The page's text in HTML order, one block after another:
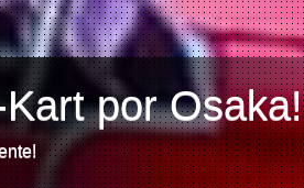
por Osaka!